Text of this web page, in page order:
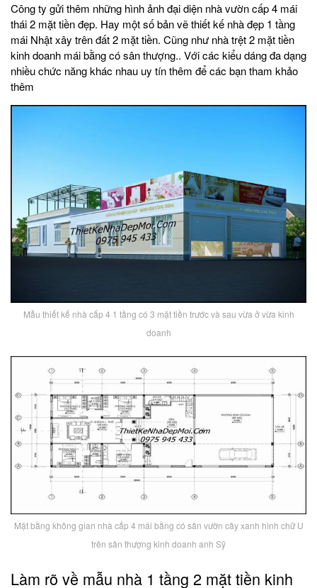
Công ty gửi thêm những hình ảnh đại diện nhà vườn cấp 4 mái
thái 2 mặt tiền đẹp. Hay một số bản vẽ thiết kế nhà đẹp 1 tầng
mái Nhật xây trên đất 2 mặt tiền. Cũng như nhà trệt 2 mặt tiền
kinh doanh mái bằng có sân thượng.. Với các kiểu dáng đa dạng
nhiều chức năng khác nhau uy tín thêm để các bạn tham khảo
thêm
Mẫu thiết kế nhà cấp 4 1 tầng có 3 mặt tiền trước và sau vừa ở vừa kinh
doanh
Mặt bằng không gian nhà cấp 4 mái bằng có sân vườn cây xanh hình chữ U
trên sân thượng kinh doanh anh Sỹ
Làm rõ về mẫu nhà 1 tầng 2 mặt tiền kinh